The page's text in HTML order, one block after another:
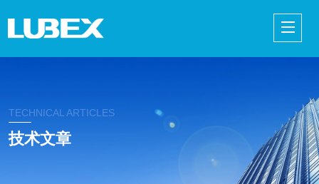
TECHNICAL ARTICLES
技术文章